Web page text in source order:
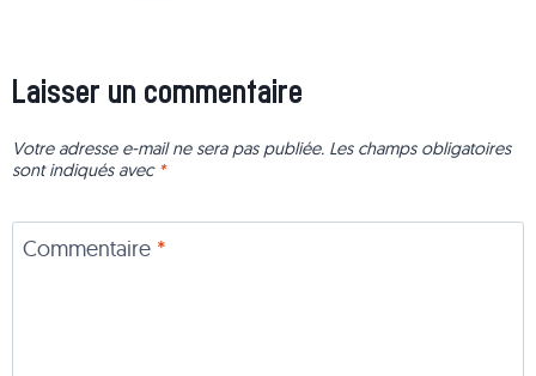
Laisser un commentaire
Votre adresse e-mail ne sera pas publiée. Les champs obligatoires
sont indiqués avec *
Commentaire *